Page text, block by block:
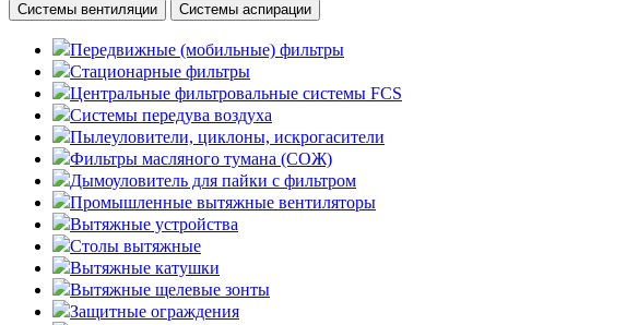
Системы вентиляции
Системы аспирации
Передвижные (мобильные) фильтры
Стационарные фильтры
Центральные фильтровальные системы FCS
Системы передува воздуха
Пылеуловители, циклоны, искрогасители
Фильтры масляного тумана (СОЖ)
Дымоуловитель для пайки с фильтром
Промышленные вытяжные вентиляторы
Вытяжные устройства
Столы вытяжные
Вытяжные катушки
Вытяжные щелевые зонты
Защитные ограждения